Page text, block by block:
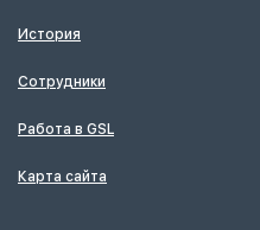
История
Сотрудники
Работа в GSL
Карта сайта